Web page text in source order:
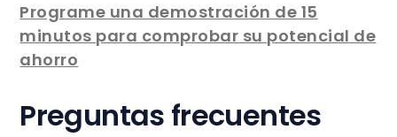
Programe una demostración de 15
minutos para comprobar su potencial de
ahorro
Preguntas frecuentes